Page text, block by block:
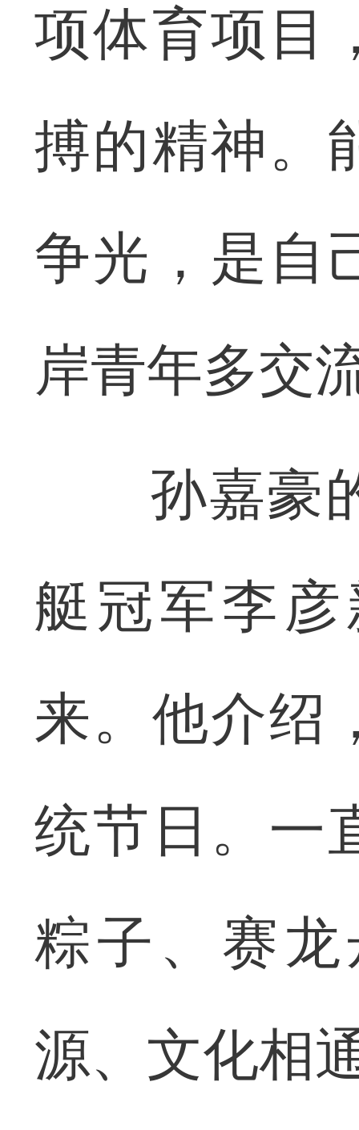
项体育项目
搏的精神。
争光，是自
岸青年多交
孙嘉豪的
艇冠军李
来。他介绍
统节日。一
粽子、赛
源、文化相